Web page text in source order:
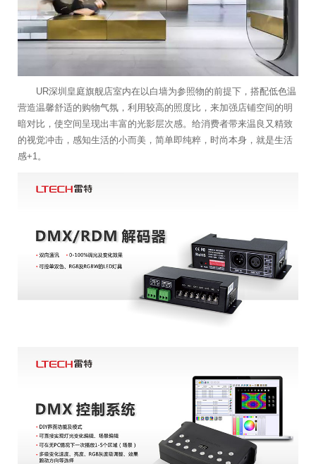
UR深圳皇庭旗舰店室内在以白墙为参照物的前提下，搭配低色温
营造温馨舒适的购物气氛，利用较高的照度比，来加强店铺空间的明
暗对比，使空间呈现出丰富的光影层次感。给消费者带来温良又精致
的视觉冲击，感知生活的小而美，简单即纯粹，时尚本身，就是生活
感+1。